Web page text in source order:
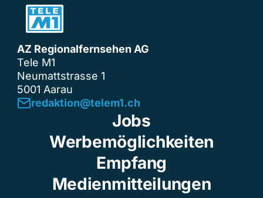
AZ Regionalfernsehen AG
Tele M1
Neumattstrasse 1
5001 Aarau
redaktion@telem1.ch
Jobs
Werbemöglichkeiten
Empfang
Medienmitteilungen